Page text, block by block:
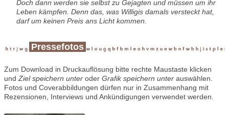
Doch dann werden sie selbst zu Gejagten und müssen um ihr
Leben kämpfen. Denn das, was Willigis damals versteckt hat,
darf um keinen Preis ans Licht kommen.
Pressefotos
Zum Download in Druckauflösung bitte rechte Maustaste klicken
und Ziel speichern unter oder Grafik speichern unter auswählen.
Fotos und Coverabbildungen dürfen nur in Zusammenhang mit
Rezensionen, Interviews und Ankündigungen verwendet werden.